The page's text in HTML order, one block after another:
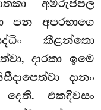
අමරුප්පල
පන අපරභාගෙ
කීළන්තො
දාරකා ඉමෙ
දානං
දෙති. එකදිවසං